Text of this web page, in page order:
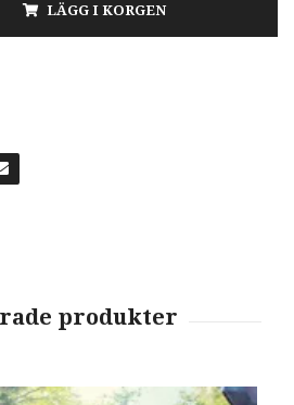
LÄGG I KORGEN